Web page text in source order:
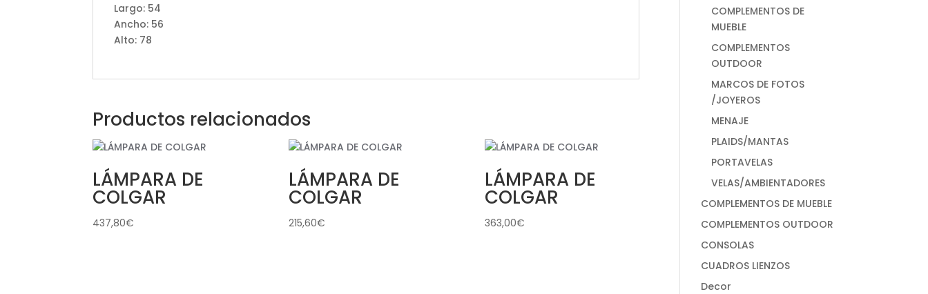
Largo: 54
Ancho: 56
Alto: 78
Productos relacionados
LÁMPARA DE
COLGAR
437,80€
LÁMPARA DE
COLGAR
215,60€
LÁMPARA DE
COLGAR
363,00€
COMPLEMENTOS DE
MUEBLE
COMPLEMENTOS
OUTDOOR
MARCOS DE FOTOS
/JOYEROS
MENAJE
PLAIDS/MANTAS
PORTAVELAS
VELAS/AMBIENTADORES
COMPLEMENTOS DE MUEBLE
COMPLEMENTOS OUTDOOR
CONSOLAS
CUADROS LIENZOS
Decor